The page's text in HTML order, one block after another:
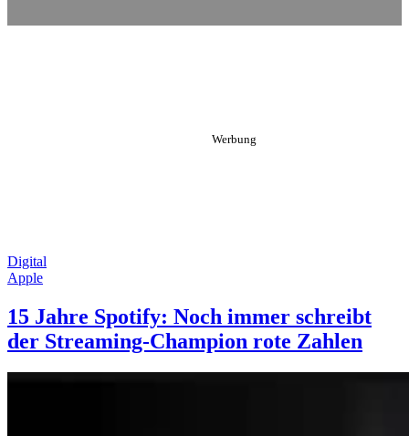
Digital
Apple
15 Jahre Spotify: Noch immer schreibt
der Streaming-Champion rote Zahlen